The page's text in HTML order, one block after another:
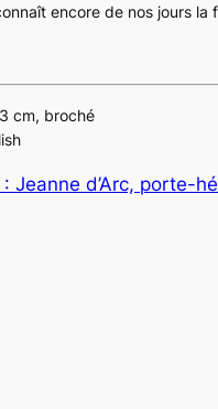
encore de nos jours
cm, broché
Jeanne d’Arc, porte-